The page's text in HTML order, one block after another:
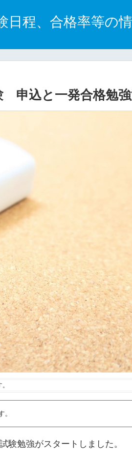
日程、合格率等の
申込と一発合格勉
験勉強がスタートしました。